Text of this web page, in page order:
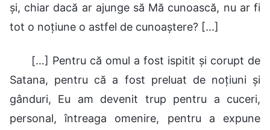
și, chiar dacă ar ajunge să Mă cunoască, nu ar fi
tot o noțiune o astfel de cunoaștere? […]
[…] Pentru că omul a fost ispitit și corupt de
Satana, pentru că a fost preluat de noțiuni și
gânduri, Eu am devenit trup pentru a cuceri,
personal, întreaga omenire, pentru a expune